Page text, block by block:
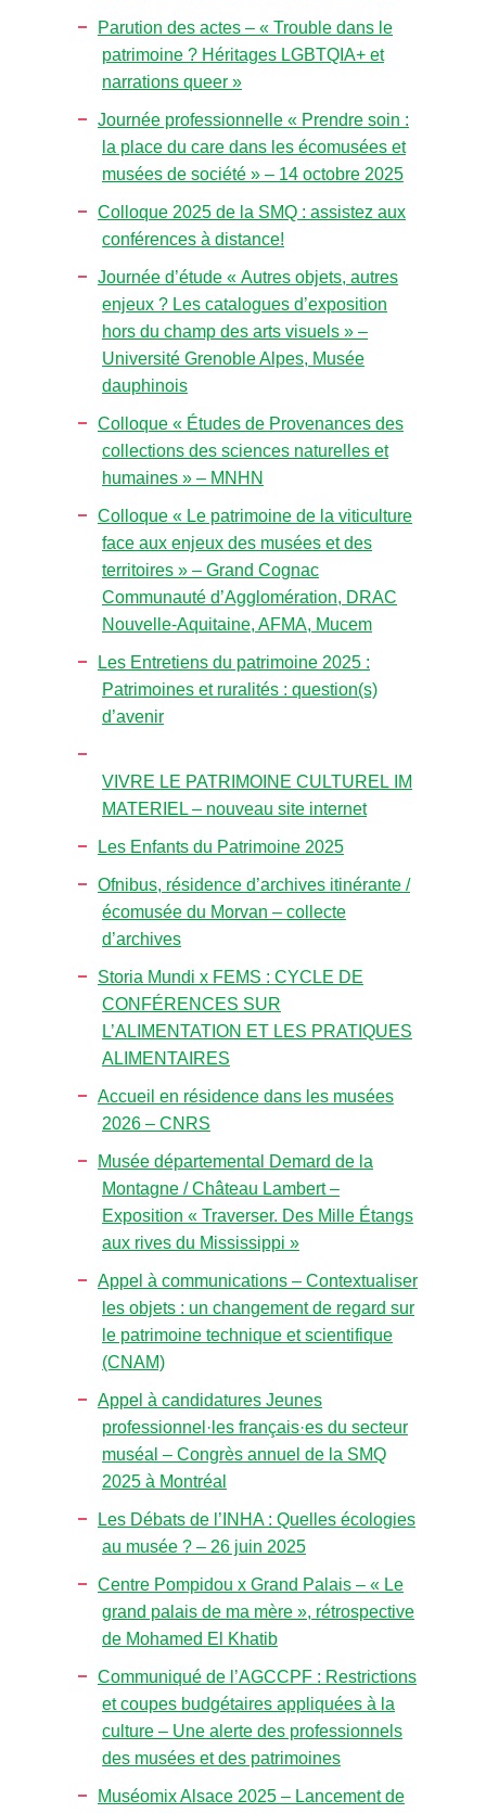
Parution des actes – « Trouble dans le
patrimoine ? Héritages LGBTQIA+ et
narrations queer »
Journée professionnelle « Prendre soin :
la place du care dans les écomusées et
musées de société » – 14 octobre 2025
Colloque 2025 de la SMQ : assistez aux
conférences à distance!
Journée d’étude « Autres objets, autres
enjeux ? Les catalogues d’exposition
hors du champ des arts visuels » –
Université Grenoble Alpes, Musée
dauphinois
Colloque « Études de Provenances des
collections des sciences naturelles et
humaines » – MNHN
Colloque « Le patrimoine de la viticulture
face aux enjeux des musées et des
territoires » – Grand Cognac
Communauté d’Agglomération, DRAC
Nouvelle-Aquitaine, AFMA, Mucem
Les Entretiens du patrimoine 2025 :
Patrimoines et ruralités : question(s)
d’avenir
VIVRE LE PATRIMOINE CULTUREL IM
MATERIEL – nouveau site internet
Les Enfants du Patrimoine 2025
Ofnibus, résidence d’archives itinérante /
écomusée du Morvan – collecte
d’archives
Storia Mundi x FEMS : CYCLE DE
CONFÉRENCES SUR
L’ALIMENTATION ET LES PRATIQUES
ALIMENTAIRES
Accueil en résidence dans les musées
2026 – CNRS
Musée départemental Demard de la
Montagne / Château Lambert –
Exposition « Traverser. Des Mille Étangs
aux rives du Mississippi »
Appel à communications – Contextualiser
les objets : un changement de regard sur
le patrimoine technique et scientifique
(CNAM)
Appel à candidatures Jeunes
professionnel·les français·es du secteur
muséal – Congrès annuel de la SMQ
2025 à Montréal
Les Débats de l’INHA : Quelles écologies
au musée ? – 26 juin 2025
Centre Pompidou x Grand Palais – « Le
grand palais de ma mère », rétrospective
de Mohamed El Khatib
Communiqué de l’AGCCPF : Restrictions
et coupes budgétaires appliquées à la
culture – Une alerte des professionnels
des musées et des patrimoines
Muséomix Alsace 2025 – Lancement de